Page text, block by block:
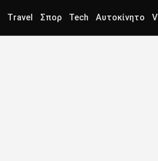
Travel Σπορ Tech Αυτοκίνητο